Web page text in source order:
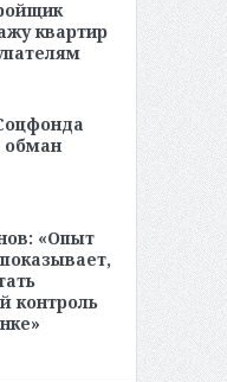
квартир
обман
«Опыт
контроль